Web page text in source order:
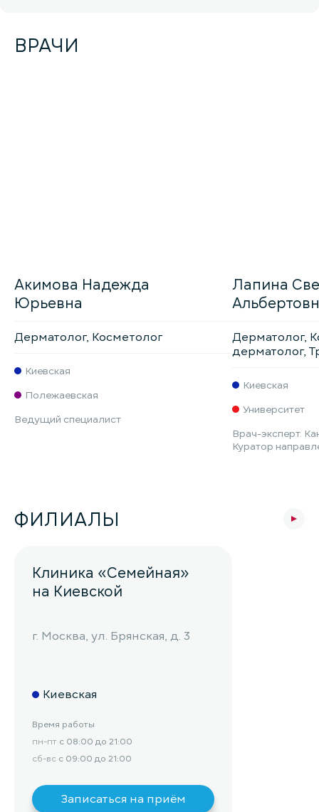
ВРАЧИ
Акимова Надежда
Юрьевна
Дерматолог, Косметолог
Киевская
Полежаевская
Ведущий специалист
Лапина
Дерматолог,
дерматолог,
Киевская
Университет
Врач-эксперт.
Куратор
ФИЛИАЛЫ
Клиника «Семейная»
на Киевской
г. Москва, ул. Брянская, д. 3
Киевская
Время работы
пн-пт с 08:00 до 21:00
сб-вс с 09:00 до 21:00
Записаться на приём